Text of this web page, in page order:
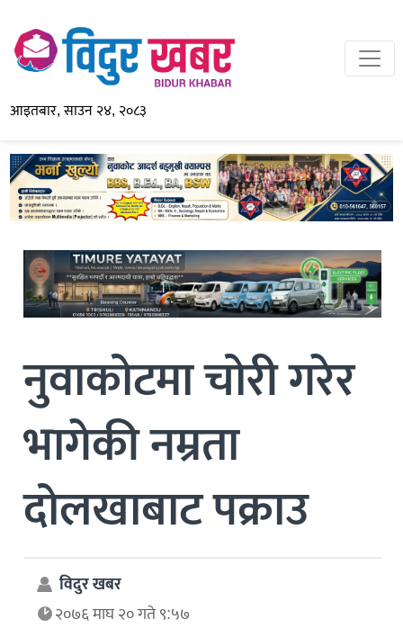
आइतबार, साउन २४, २०८३
नुवाकोटमा चोरी गरेर
भागेकी नम्रता
दोलखाबाट पक्राउ
विदुर खबर
२०७६ माघ २० गते ९:५७